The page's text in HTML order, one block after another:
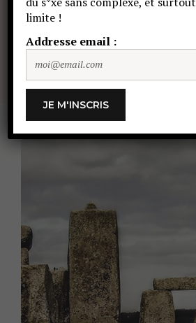
s’inspirer
desCeltes!
SOPHIE HÉROLT PETITPAS
limite !
Addresse email :